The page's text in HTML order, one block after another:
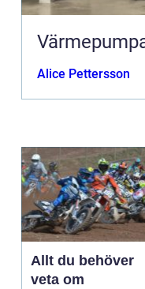
Alice Pettersson
Allt du behöver
veta om